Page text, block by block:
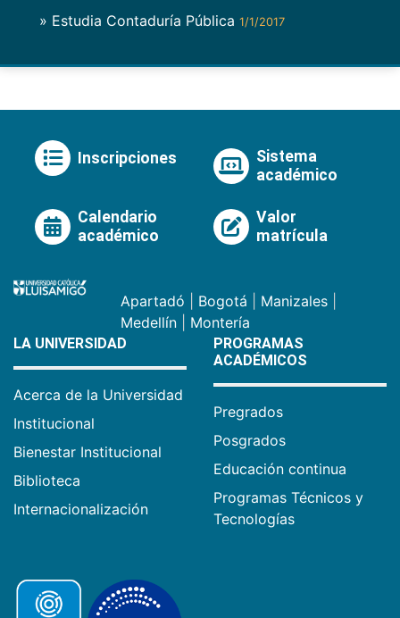
» Estudia Contaduría Pública 1/1/2017
Inscripciones
Sistema
académico
Calendario
académico
Valor
matrícula
Apartadó Bogotá Manizales
Medellín
Montería
LA UNIVERSIDAD
Acerca de la Universidad
Institucional
Bienestar Institucional
Biblioteca
Internacionalización
PROGRAMAS
ACADÉMICOS
Pregrados
Posgrados
Educación continua
Programas Técnicos y
Tecnologías